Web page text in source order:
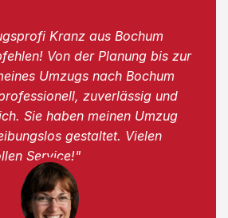
Kranz aus Bochum
Von der Planung bis zur
Umzugs nach Bochum
zuverlässig und
Sie haben meinen Umzug
gestaltet. Vielen
Service!"